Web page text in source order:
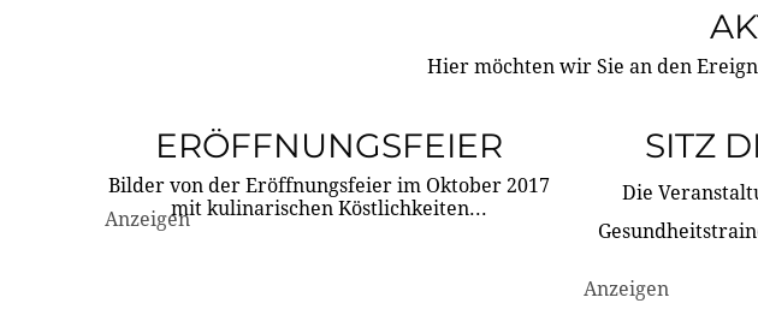
Hier möchten wir Sie an den
ERÖFFNUNGSFEIER
Bilder von der Eröffnungsfeier im Oktober 2017
mit kulinarischen Köstlichkeiten...
Anzeigen
SITZ
Die
Anzeigen